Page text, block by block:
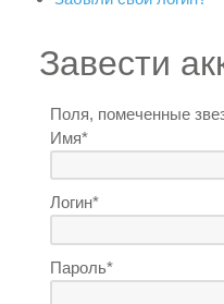
Завести
Поля, помеченные
Имя*
Логин*
Пароль*